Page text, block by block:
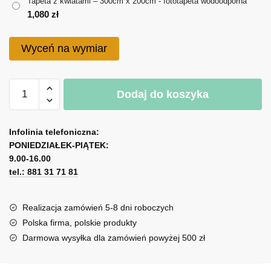
1,080 zł
Wyceń na wymiar
Tapeta
kwiatami
Dodaj do koszyka
l
t
e
r
a
t
i
Infolinia telefoniczna:
PONIEDZIAŁEK-PIĄTEK:
9.00-16.00
tel.: 881 31 71 81
Realizacja zamówień 5-8 dni roboczych
Polska firma, polskie produkty
Darmowa wysyłka dla zamówień powyżej 500 zł